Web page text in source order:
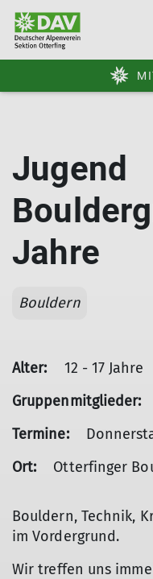
Jugend
Jahre
Bouldern
Alter:
12 - 17 Jahre
Gruppenmitglieder:
Termine:
Ort:
Otterfinger
Bouldern, Technik,
im Vordergrund.
Wir treffen uns